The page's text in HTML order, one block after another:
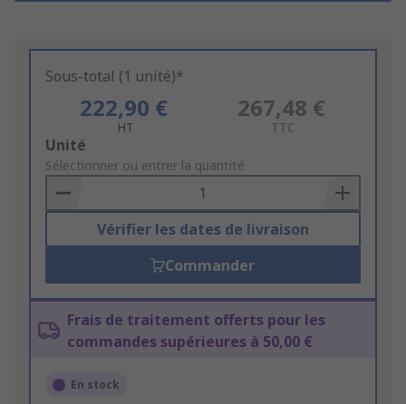
Sous-total (1 unité)*
222,90 €
HT
267,48 €
TTC
Add
to
Basket
Unité
Sélectionner ou entrer la quantité
Vérifier les dates de livraison
Commander
Frais de traitement offerts pour les
commandes supérieures à 50,00 €
En stock